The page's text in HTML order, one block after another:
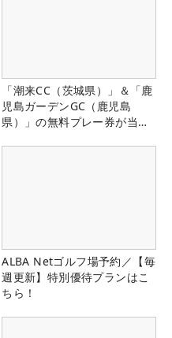
「潮来CC（茨城県）」＆「鹿
児島ガーデンGC（鹿児島
県）」の無料プレー券が当た
ALBA Netゴルフ場予約／【毎
週更新】特別優待プランはこ
ちら！